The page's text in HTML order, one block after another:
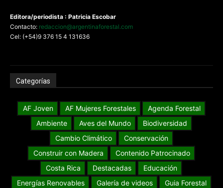
Editora/periodista : Patricia Escobar
Contacto: redaccion@argentinaforestal.com
Cel: (+54)9 376 15 4 131636
Categorías
AF Joven AF Mujeres Forestales
Agenda Forestal
Ambiente
Aves del Mundo
Biodiversidad
Cambio Climático
Conservación
Construir con Madera
Contenido Patrocinado
Costa Rica
Destacadas
Educación
Energías Renovables
Galería de videos
Guia Forestal